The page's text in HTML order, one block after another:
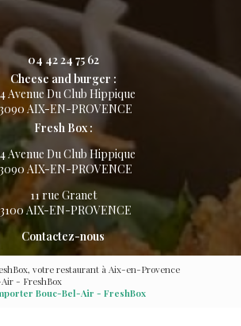
04 42 24 75 62
Cheese and burger :
Avenue Du Club Hippique
AIX-EN-PROVENCE
Fresh Box :
Avenue Du Club Hippique
AIX-EN-PROVENCE
11 rue Granet
AIX-EN-PROVENCE
Contactez-nous
votre restaurant à Aix-en-Provence
- FreshBox
Bouc-Bel-Air - FreshBox